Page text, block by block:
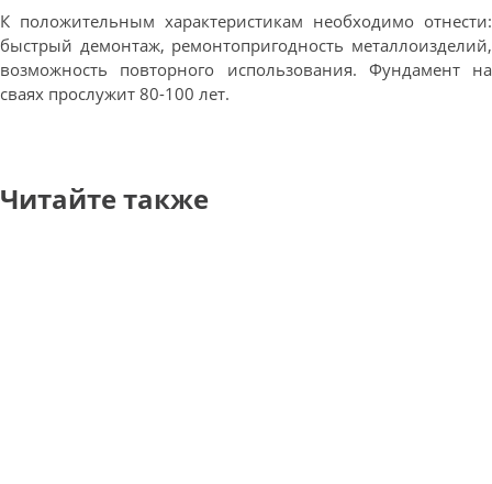
К положительным характеристикам необходимо отнести:
быстрый демонтаж, ремонтопригодность металлоизделий,
возможность повторного использования. Фундамент на
сваях прослужит 80-100 лет.
Читайте также